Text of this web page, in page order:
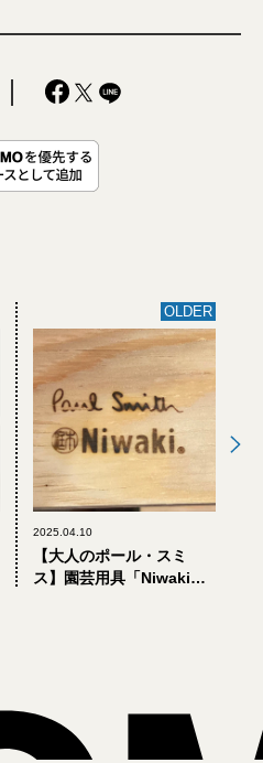
OLDER
2025.04.10
【大人のポール・スミ
ス】園芸用具「Niwaki」